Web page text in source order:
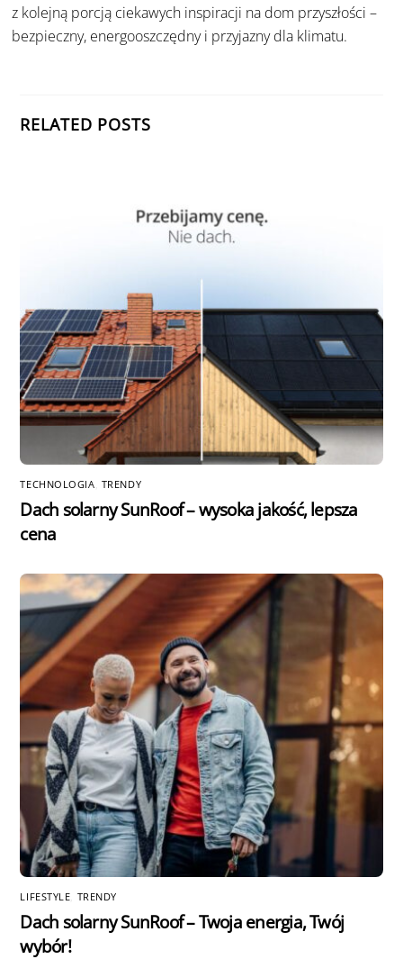
z kolejną porcją ciekawych inspiracji na dom przyszłości –
bezpieczny, energooszczędny i przyjazny dla klimatu.
RELATED POSTS
TECHNOLOGIA TRENDY
Dach solarny SunRoof – wysoka jakość, lepsza
cena
LIFESTYLE TRENDY
Dach solarny SunRoof – Twoja energia, Twój
wybór!